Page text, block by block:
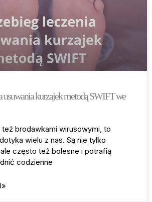
usuwania kurzajek metodą SWIFT we
też brodawkami wirusowymi, to
wielu z nas. Są nie tylko
często też bolesne i potrafią
codzienne